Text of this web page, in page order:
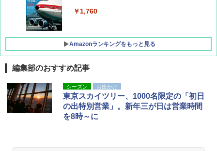
￥1,760
Amazonランキングをもっと見る
D40 地球の歩き方 チェンマイ タイ北部の魅
力的な町 2026～2027 地球の歩き方D アジア
￥2,079
[キャンパーズコレクション 山善] ポップアッ
プテント 傘みたいに広げて畳める パッとサ
ッとサンシェード キューブ フルクローズ メ
ッシュ 簡単設置 ワンタッチテント キャンプ
&ハイキング カーキ PATC-150(KH)
BUNDOK(バンドック)ソロ ドーム 1 EX BDK
-08EX カーキ ソロキャンプ ポリエステル フ
レーム テント
￥14,800
GRANDOOR ステンレス保冷剤 2個セット 2
編集部のおすすめ記事
シーズン お出かけ
東京スカイツリー、1000名限定の「初日
の出特別営業」。新年三が日は営業時間
を8時～に